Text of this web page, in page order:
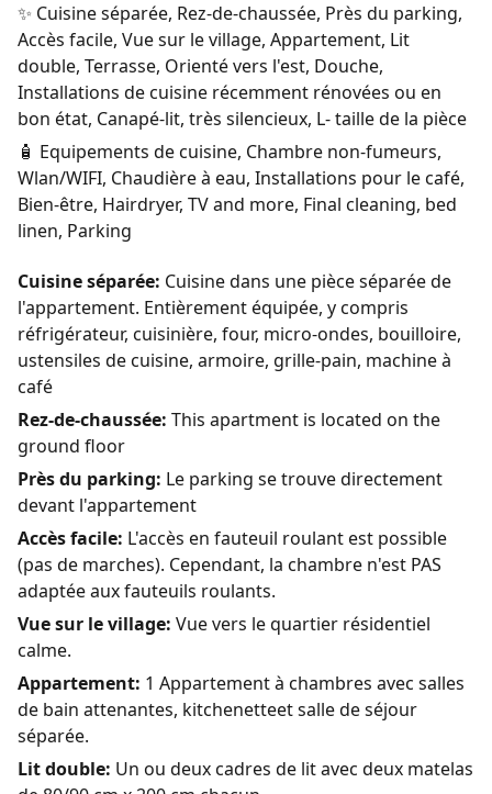
✨ Cuisine séparée, Rez-de-chaussée, Près du parking,
Accès facile, Vue sur le village, Appartement, Lit
double, Terrasse, Orienté vers l'est, Douche,
Installations de cuisine récemment rénovées ou en
bon état, Canapé-lit, très silencieux, L- taille de la pièce
🧴 Equipements de cuisine, Chambre non-fumeurs,
Wlan/WIFI, Chaudière à eau, Installations pour le café,
Bien-être, Hairdryer, TV and more, Final cleaning, bed
linen, Parking
Cuisine séparée: Cuisine dans une pièce séparée de
l'appartement. Entièrement équipée, y compris
réfrigérateur, cuisinière, four, micro-ondes, bouilloire,
ustensiles de cuisine, armoire, grille-pain, machine à
café
Rez-de-chaussée: This apartment is located on the
ground floor
Près du parking: Le parking se trouve directement
devant l'appartement
Accès facile: L'accès en fauteuil roulant est possible
(pas de marches). Cependant, la chambre n'est PAS
adaptée aux fauteuils roulants.
Vue sur le village: Vue vers le quartier résidentiel
calme.
Appartement: 1 Appartement à chambres avec salles
de bain attenantes, kitchenetteet salle de séjour
séparée.
Lit double: Un ou deux cadres de lit avec deux matelas